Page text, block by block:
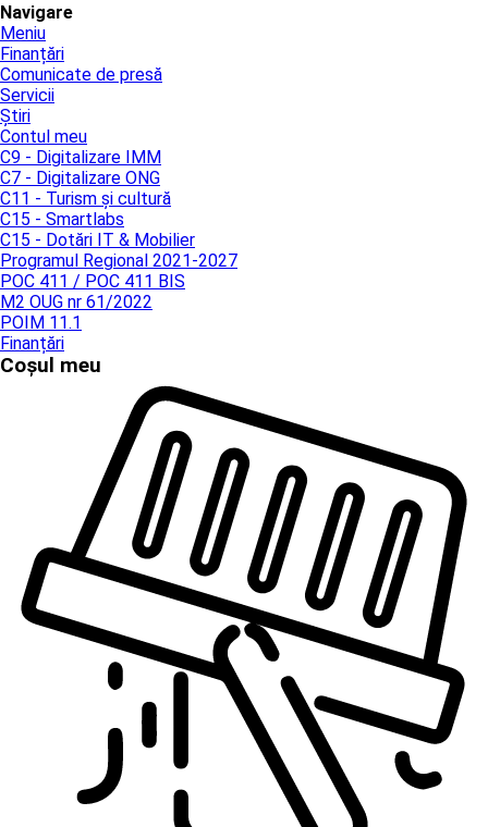
Navigare
Meniu
Finanțări
Comunicate de presă
Servicii
Știri
Contul meu
C9 - Digitalizare IMM
C7 - Digitalizare ONG
C11 - Turism și cultură
C15 - Smartlabs
C15 - Dotări IT & Mobilier
Programul Regional 2021-2027
POC 411 / POC 411 BIS
M2 OUG nr 61/2022
POIM 11.1
Finanțări
Coșul meu